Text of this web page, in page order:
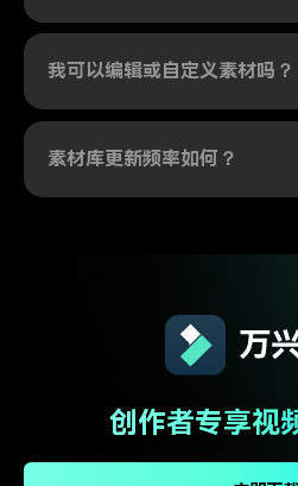
我可以编辑或自定义素材吗？
素材库更新频率如何？
创作者专享视